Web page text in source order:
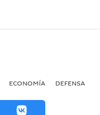
ECONOMÍA DEFENSA